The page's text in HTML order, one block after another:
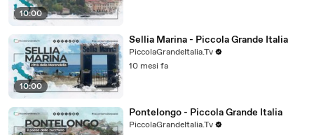
10:00
10:00
Sellia Marina - Piccola Grande Italia
PiccolaGrandeItalia.Tv
10 mesi fa
Pontelongo - Piccola Grande Italia
PiccolaGrandeItalia.Tv